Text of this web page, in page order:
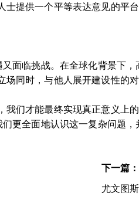
提供一个平等表达意见的平
面临挑战。在全球化背景下
同时，与他人展开建设性的对
们才能最终实现真正意义上
更全面地认识这一复杂问题，
下一篇：
尤文图